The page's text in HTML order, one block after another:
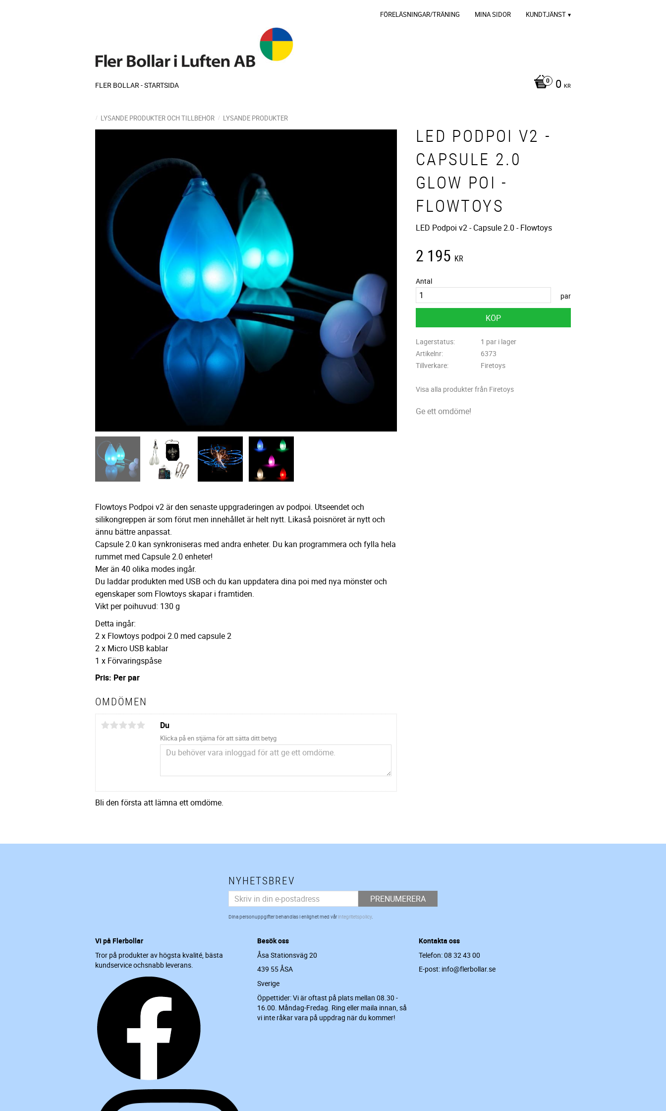
FÖRELÄSNINGAR/TRÄNING MINA SIDOR KUNDTJÄNST
0 KR
FLER BOLLAR - STARTSIDA
LYSANDE PRODUKTER OCH TILLBEHÖR LYSANDE PRODUKTER
LED PODPOI V2 -
CAPSULE 2.0
GLOW POI -
FLOWTOYS
LED Podpoi v2 - Capsule 2.0 - Flowtoys
2 195 KR
Antal
par
KÖP
Lagerstatus
1 par i lager
Artikelnr
6373
Tillverkare
Firetoys
Visa alla produkter från Firetoys
Ge ett omdöme!
Flowtoys Podpoi v2 är den senaste uppgraderingen av podpoi. Utseendet och
silikongreppen är som förut men innehållet är helt nytt. Likaså poisnöret är nytt och
ännu bättre anpassat.
Capsule 2.0 kan synkroniseras med andra enheter. Du kan programmera och fylla hela
rummet med Capsule 2.0 enheter!
Mer än 40 olika modes ingår.
Du laddar produkten med USB och du kan uppdatera dina poi med nya mönster och
egenskaper som Flowtoys skapar i framtiden.
Vikt per poihuvud: 130 g
Detta ingår:
2 x Flowtoys podpoi 2.0 med capsule 2
2 x Micro USB kablar
1 x Förvaringspåse
Pris: Per par
OMDÖMEN
Du
Klicka på en stjärna för att sätta ditt betyg
Bli den första att lämna ett omdöme.
NYHETSBREV
PRENUMERERA
Dina personuppgifter behandlas i enlighet med vårintegritetspolicy.
Vi på Flerbollar
Tror på produkter av högsta kvalité, bästa
kundservice ochsnabb leverans.
Besök oss
Åsa Stationsväg 20
439 55 ÅSA
Sverige
Öppettider: Vi är oftast på plats mellan 08.30 -
16.00. Måndag-Fredag. Ring eller maila innan, så
vi inte råkar vara på uppdrag när du kommer!
Kontakta oss
Telefon: 08 32 43 00
E-post: info@flerbollar.se